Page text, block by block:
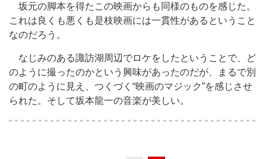
坂元の脚本を得たこの映画からも同様のものを感じた。
これは良くも悪くも是枝映画には一貫性があるということ
なのだろう。
なじみのある諏訪湖周辺でロケをしたということで、ど
のように撮ったのかという興味があったのだが、まるで別
の町のように見え、つくづく“映画のマジック”を感じさせ
られた。そして坂本龍一の音楽が美しい。